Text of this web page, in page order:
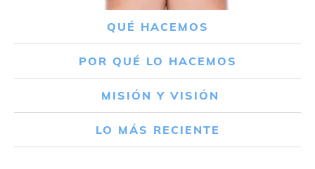
QUÉ HACEMOS
POR QUÉ LO HACEMOS
MISIÓN Y VISIÓN
LO MÁS RECIENTE